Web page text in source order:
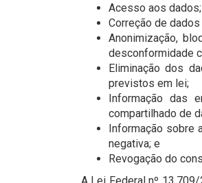
Acesso aos dados;
Correção de
Anonimização,
desconformidade
Eliminação dos
previstos em lei;
Informação das
compartilhado de
Informação sobre
negativa; e
Revogação do